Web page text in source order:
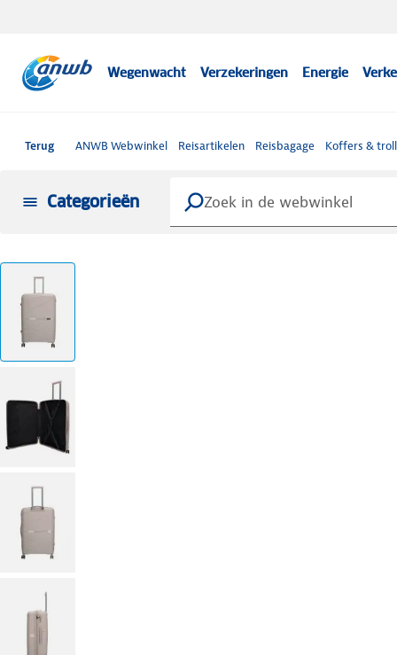
Wegenwacht Verzekeringen Energie
Terug ANWB Webwinkel Reisartikelen Reisbagage Koffers &
Categorieën